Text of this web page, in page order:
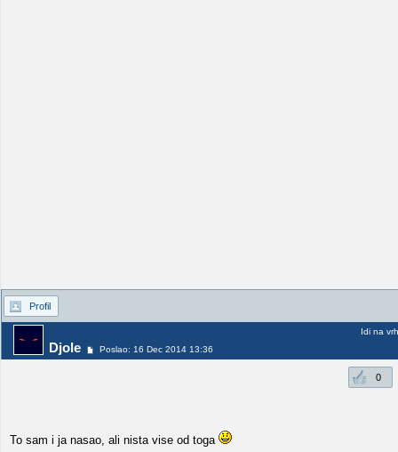
Profil
Djole Poslao: 16 Dec 2014 13:36
Idi na vrh
0
To sam i ja nasao, ali nista vise od toga